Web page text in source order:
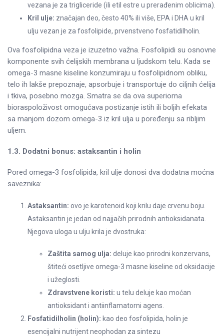
vezana je za trigliceride (ili etil estre u prerađenim oblicima).
Kril ulje: značajan deo, često 40% ili više, EPA i DHA u kril
ulju vezan je za fosfolipide, prvenstveno fosfatidilholin.
Ova fosfolipidna veza je izuzetno važna. Fosfolipidi su osnovne
komponente svih ćelijskih membrana u ljudskom telu. Kada se
omega-3 masne kiseline konzumiraju u fosfolipidnom obliku,
telo ih lakše prepoznaje, apsorbuje i transportuje do ciljnih ćelija
i tkiva, posebno mozga. Smatra se da ova superiorna
bioraspoloživost omogućava postizanje istih ili boljih efekata
sa manjom dozom omega-3 iz kril ulja u poređenju sa ribljim
uljem.
1.3. Dodatni bonus: astaksantin i holin
Pored omega-3 fosfolipida, kril ulje donosi dva dodatna moćna
saveznika:
Astaksantin: ovo je karotenoid koji krilu daje crvenu boju.
Astaksantin je jedan od najjačih prirodnih antioksidanata.
Njegova uloga u ulju krila je dvostruka:
Zaštita samog ulja: deluje kao prirodni konzervans,
štiteći osetljive omega-3 masne kiseline od oksidacije
i užeglosti.
Zdravstvene koristi: u telu deluje kao moćan
antioksidant i antiinflamatorni agens.
Fosfatidilholin (holin): kao deo fosfolipida, holin je
esencijalni nutrijent neophodan za sintezu